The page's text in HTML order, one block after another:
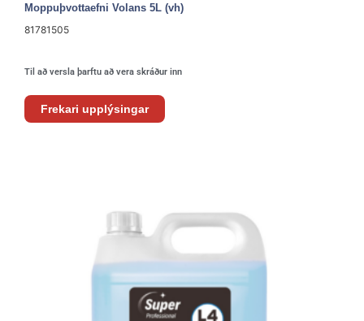
Moppuþvottaefni Volans 5L (vh)
81781505
Til að versla þarftu að vera skráður inn
Frekari upplýsingar